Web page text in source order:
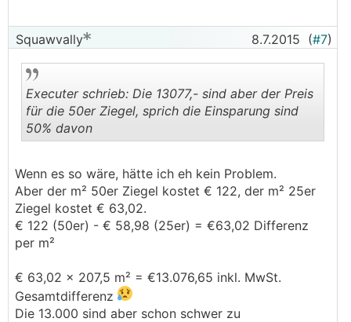
Squawvally 8.7.2015 (#7)
Executer schrieb: Die 13077,- sind aber der Preis
für die 50er Ziegel, sprich die Einsparung sind
50% davon
Wenn es so wäre, hätte ich eh kein Problem.
Aber der m² 50er Ziegel kostet € 122, der m² 25er
Ziegel kostet € 63,02.
€ 122 (50er) - € 58,98 (25er) = €63,02 Differenz
per m²
€ 63,02 x 207,5 m² = €13.076,65 inkl. MwSt.
Gesamtdifferenz
Die 13.000 sind aber schon schwer zu